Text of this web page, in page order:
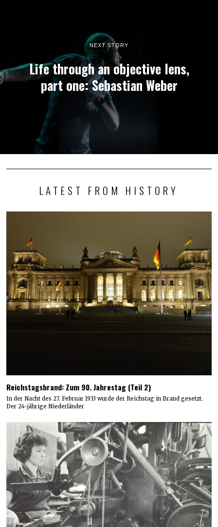
NEXT STORY
Life through an objective lens,
part one: Sebastian Weber
LATEST FROM HISTORY
Reichstagsbrand: Zum 90. Jahrestag (Teil 2)
In der Nacht des 27. Februar 1933 wurde der Reichstag in Brand gesetzt.
Der 24-jährige Niederländer